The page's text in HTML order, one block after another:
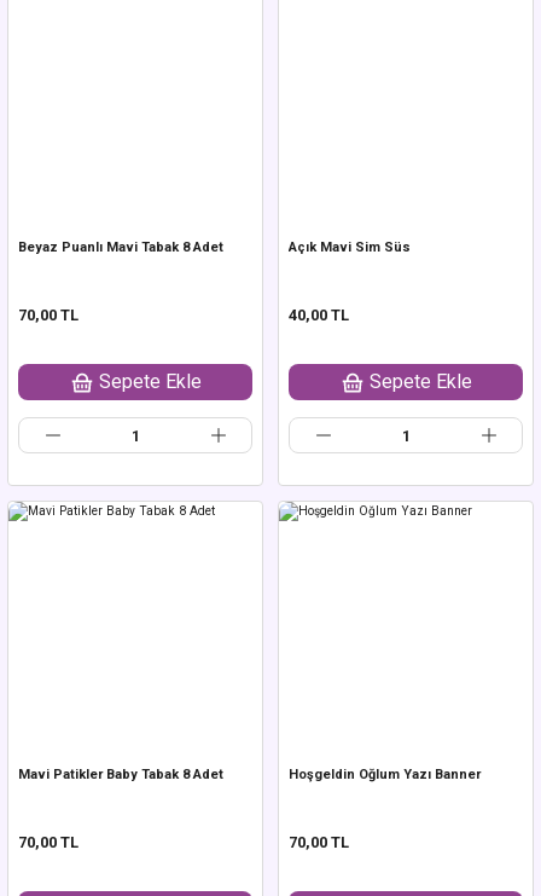
Beyaz Puanlı Mavi Tabak 8 Adet
70,00 TL
Sepete Ekle
Açık Mavi Sim Süs
40,00 TL
Sepete Ekle
Mavi Patikler Baby Tabak 8 Adet
70,00 TL
Hoşgeldin Oğlum Yazı Banner
70,00 TL